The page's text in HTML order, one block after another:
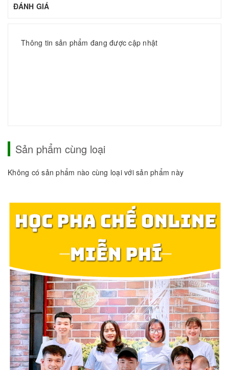
ĐÁNH GIÁ
Thông tin sản phẩm đang được cập nhật
Sản phẩm cùng loại
Không có sản phẩm nào cùng loại với sản phẩm này